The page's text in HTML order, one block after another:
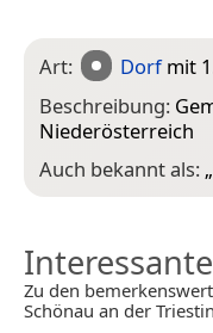
Art: Dorfmit
Beschreibung:
Niederösterreich
Auch bekannt als: „
Zu den
Schönau an der